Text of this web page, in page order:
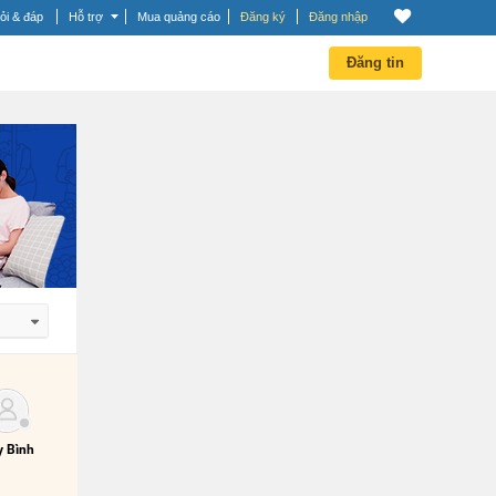
& đáp Hỗ trợ Mua quảng cáo Đăng ký Đăng nhập
Đăng tin
Bình